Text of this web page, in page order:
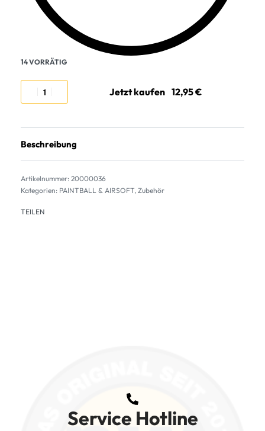
14 VORRÄTIG
Jetzt kaufen
Beschreibung
20000036
Kategorien: PAINTBALL & AIRSOFT, Zubehör
TEILEN
Service Hotline